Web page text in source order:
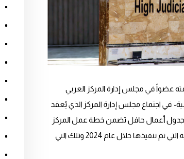
عضواً في مجلس إدارة المركز العربي
في اجتماع مجلس إدارة المركز الذي يُعقد
وقد تم خلال الاجتماع مناقشة جدول أعمال حافل تضمن خطة عمل المركز
للنصف الأول من العام الجاري، بالإضافة إلى استعراض للأنشطة القانونية والقضائية التي تم تنفيذها خلال عام 2024 وتلك التي